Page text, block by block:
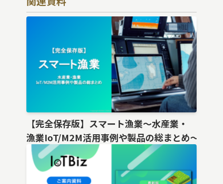
【完全保存版】スマート漁業〜水産業・
漁業IoT/M2M活用事例や製品の総まとめ〜